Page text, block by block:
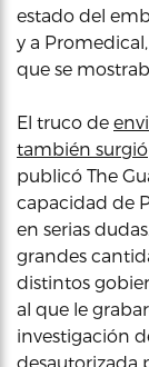
estado del
y a
que se
El truco de
también surgió
publicó The
capacidad de
en serias
grandes
distintos
al que le
investigación
desautorizada